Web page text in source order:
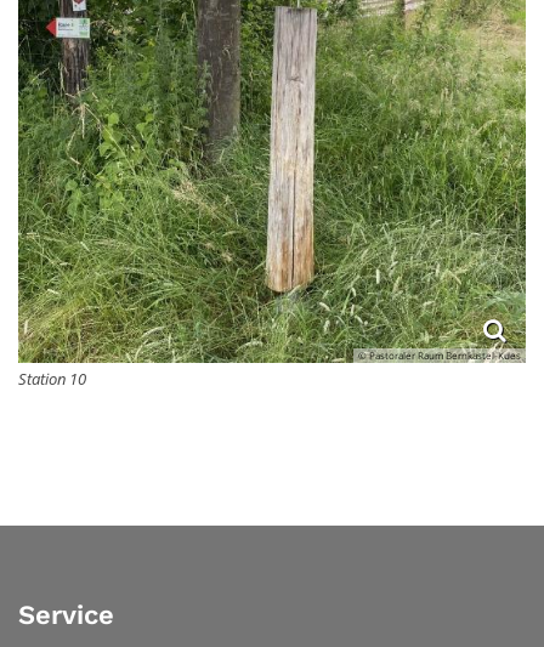
© Pastoraler Raum Bernkastel-Kues
Station 10
Service